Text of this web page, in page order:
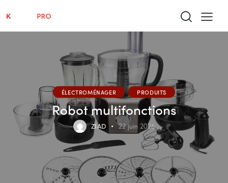
ÉLECTROMÉNAGER PRODUITS
Robot multifonctions
ZIAD 22 juin 2026